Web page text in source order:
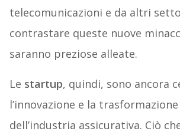
telecomunicazioni e da altri
contrastare queste nuove
saranno preziose alleate.
Le startup, quindi, sono ancora
l’innovazione e la
dell’industria assicurativa. Ciò